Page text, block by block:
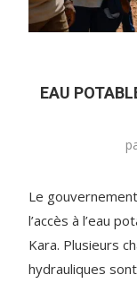
EAU
Le
l’accès à l’eau
Kara. Plusieurs
hydrauliques